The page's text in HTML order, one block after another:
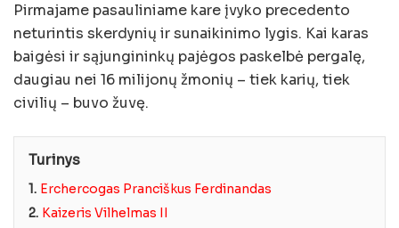
Pirmajame pasauliniame kare įvyko precedento
neturintis skerdynių ir sunaikinimo lygis. Kai karas
baigėsi ir sąjungininkų pajėgos paskelbė pergalę,
daugiau nei 16 milijonų žmonių – tiek karių, tiek
civilių – buvo žuvę.
Turinys
1. Erchercogas Pranciškus Ferdinandas
2. Kaizeris Vilhelmas II